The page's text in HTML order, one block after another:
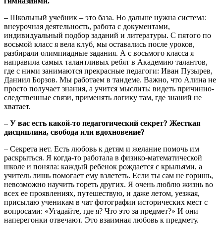
‒ Школьный учебник ‒ это база. Но дальше нужна система:
внеурочная деятельность, работа с документами,
индивидуальный подбор заданий и литературы. С пятого по
восьмой класс я вела клуб, мы оставались после уроков,
разбирали олимпиадные задания. А с восьмого класса я
направила самых талантливых ребят в Академию талантов,
где с ними занимаются прекрасные педагоги: Иван Пузырев,
Даниил Борзов. Мы работаем в тандеме. Важно, что Алина не
просто получает знания, а учится мыслить: видеть причинно-
следственные связи, применять логику там, где знаний не
хватает.
‒ У вас есть какой-то педагогический секрет? Жесткая
дисциплина, свобода или вдохновение?
‒ Секрета нет. Есть любовь к детям и желание помочь им
раскрыться. Я когда-то работала в физико-математической
школе и поняла: каждый ребенок рождается с крыльями, а
учитель лишь помогает ему взлететь. Если ты сам не горишь,
невозможно научить гореть других. Я очень люблю жизнь во
всех ее проявлениях, путешествую, и даже летом, уезжая,
присылаю ученикам в чат фотографии исторических мест с
вопросами: «Угадайте, где я? Что это за предмет?» И они
наперегонки отвечают. Это взаимная любовь к предмету.